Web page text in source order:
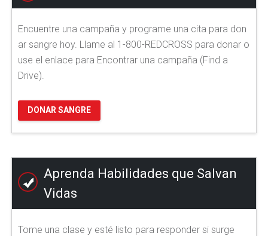
Encuentre una campaña y programe una cita para don
ar sangre hoy. Llame al 1-800-REDCROSS para donar o
use el enlace para Encontrar una campaña (Find a
Drive).
DONAR SANGRE
Aprenda Habilidades que Salvan
Vidas
Tome una clase y esté listo para responder si surge